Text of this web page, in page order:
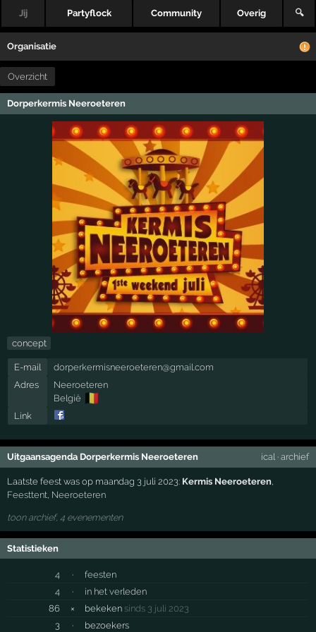
Jij Partyflock Community Overig 🔍
Organisatie
Overzicht
Dorperkermis Neeroeteren
concept
E-mail
dorperkermisneeroeteren@gmail.com
Adres
Neeroeteren
België 🇧🇪
Link
Uitgaansagenda Dorperkermis Neeroeteren ical· archief
Laatste feest was op maandag 3 juli 2023: Kermis Neeroeteren
Feesttent Neeroeteren
toon archief, 4 evenementen
Statistieken
4 ·
feesten
4
·
in het verleden
86
× bekeken sinds 3 juli 2023
3
· bezoekers